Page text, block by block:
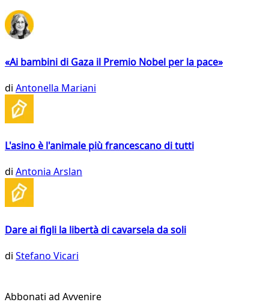
«Ai bambini di Gaza il Premio Nobel per la pace»
di Antonella Mariani
L'asino è l'animale più francescano di tutti
di Antonia Arslan
Dare ai figli la libertà di cavarsela da soli
di Stefano Vicari
Abbonati ad Avvenire